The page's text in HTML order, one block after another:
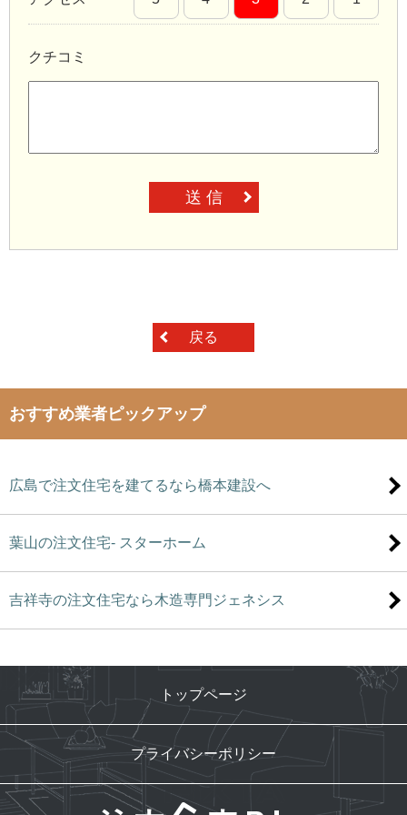
クチコミ
送 信
戻る
おすすめ業者ピックアップ
広島で注文住宅を建てるなら橋本建設へ
葉山の注文住宅- スターホーム
吉祥寺の注文住宅なら木造専門ジェネシス
トップページ
プライバシーポリシー